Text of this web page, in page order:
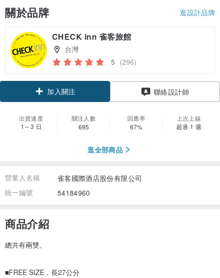
關於品牌 逛設計品牌
CHECK inn 雀客旅館
台灣
5 (296)
加入關注 聯絡設計師
出貨速度
1～3 日
關注人數
695
回應率
67%
上次上線
超過 1 週
逛全部商品
營業人名稱
雀客國際酒店股份有限公司
統一編號
54184960
商品介紹
總共有兩雙。
■FREE SIZE，長27公分